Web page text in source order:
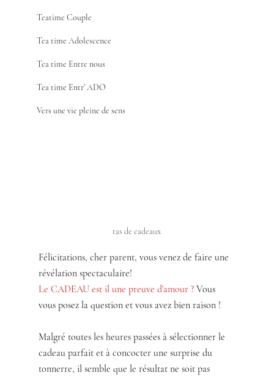
Teatime Couple
Tea time Adolescence
Tea time Entre nous
Tea time Entr' ADO
Vers une vie pleine de sens
tas de cadeaux
Félicitations, cher parent, vous venez de faire une
révélation spectaculaire!
Le CADEAU est il une preuve d'amour ? Vous
vous posez la question et vous avez bien raison !
Malgré toutes les heures passées à sélectionner le
cadeau parfait et à concocter une surprise du
tonnerre, il semble que le résultat ne soit pas